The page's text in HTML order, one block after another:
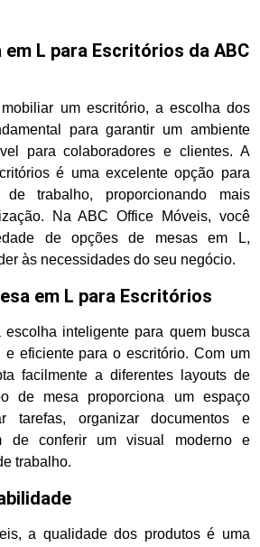
em L para Escritórios da ABC
um escritório, a escolha dos
para garantir um ambiente
para colaboradores e clientes. A
é uma excelente opção para
trabalho, proporcionando mais
Na ABC Office Móveis, você
de opções de mesas em L,
às necessidades do seu negócio.
em L para Escritórios
inteligente para quem busca
e eficiente para o escritório. Com um
facilmente a diferentes layouts de
de mesa proporciona um espaço
tarefas, organizar documentos e
de conferir um visual moderno e
trabalho.
a qualidade dos produtos é uma